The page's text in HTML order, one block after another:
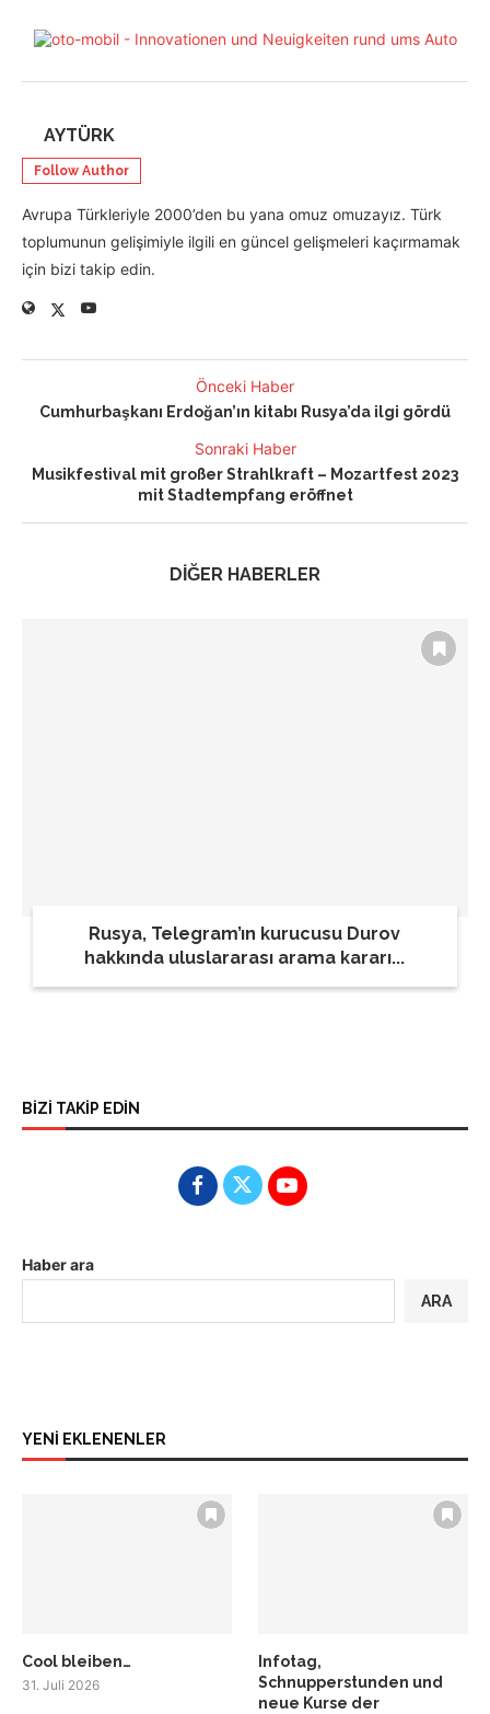
AYTÜRK
Follow Author
Avrupa Türkleriyle 2000’den bu yana omuz omuzayız. Türk
toplumunun gelişimiyle ilgili en güncel gelişmeleri kaçırmamak
için bizi takip edin.
Önceki Haber
Cumhurbaşkanı Erdoğan’ın kitabı Rusya’da ilgi gördü
Sonraki Haber
Musikfestival mit großer Strahlkraft – Mozartfest 2023
mit Stadtempfang eröffnet
DİĞER HABERLER
Rusya, Telegram’ın kurucusu Durov
hakkında uluslararası arama kararı...
BİZİ TAKİP EDİN
Haber ara
ARA
YENİ EKLENENLER
Cool bleiben…
31. Juli 2026
Infotag,
Schnupperstunden und
neue Kurse der